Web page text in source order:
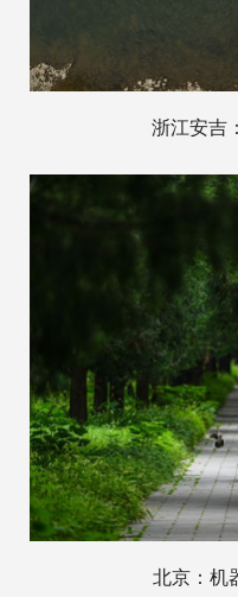
浙江安吉
北京：机